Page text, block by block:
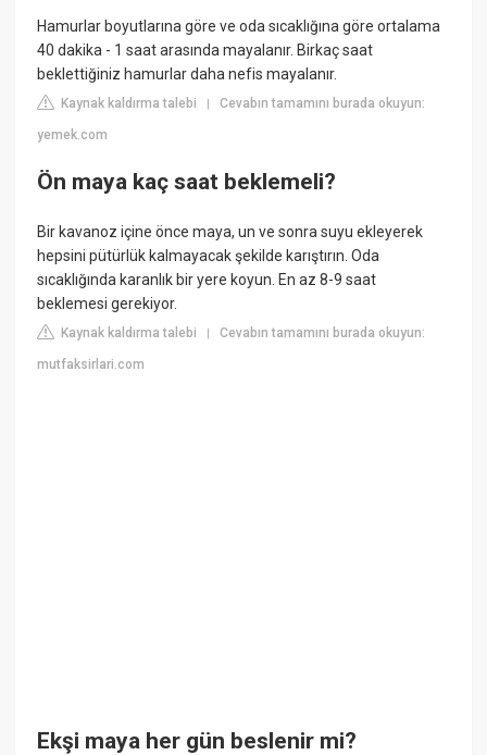
Hamurlar boyutlarına göre ve oda sıcaklığına göre ortalama
40 dakika - 1 saat arasında mayalanır. Birkaç saat
beklettiğiniz hamurlar daha nefis mayalanır.
Kaynak kaldırma talebi |Cevabın tamamını burada okuyun:
yemek.com
Ön maya kaç saat beklemeli?
Bir kavanoz içine önce maya, un ve sonra suyu ekleyerek
hepsini pütürlük kalmayacak şekilde karıştırın. Oda
sıcaklığında karanlık bir yere koyun. En az 8-9 saat
beklemesi gerekiyor.
Kaynak kaldırma talebi |Cevabın tamamını burada okuyun:
mutfaksirlari.com
Ekşi maya her gün beslenir mi?